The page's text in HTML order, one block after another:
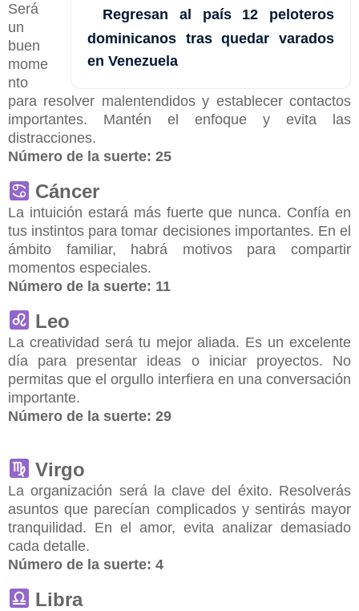
Regresan al país 12 peloteros
dominicanos tras quedar varados
en Venezuela
Será
un
buen
mome
nto
para resolver malentendidos y establecer contactos
importantes. Mantén el enfoque y evita las
distracciones.
Número de la suerte: 25
Cáncer
La intuición estará más fuerte que nunca. Confía en
tus instintos para tomar decisiones importantes. En el
ámbito familiar, habrá motivos para compartir
momentos especiales.
Número de la suerte: 11
Leo
La creatividad será tu mejor aliada. Es un excelente
día para presentar ideas o iniciar proyectos. No
permitas que el orgullo interfiera en una conversación
importante.
Número de la suerte: 29
Virgo
La organización será la clave del éxito. Resolverás
asuntos que parecían complicados y sentirás mayor
tranquilidad. En el amor, evita analizar demasiado
cada detalle.
Número de la suerte: 4
Libra